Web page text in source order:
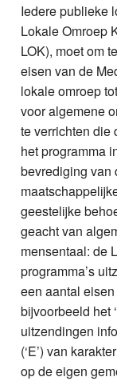
Info
Iedere publieke
Lokale Omroep
LOK), moet om
eisen van de
lokale omroep
voor algemene
te verrichten die
het programma
bevrediging van
geestelijke
geacht van
mensentaal: de
programma’s
een aantal
bijvoorbeeld het
uitzendingen
(‘E’) van
op de eigen